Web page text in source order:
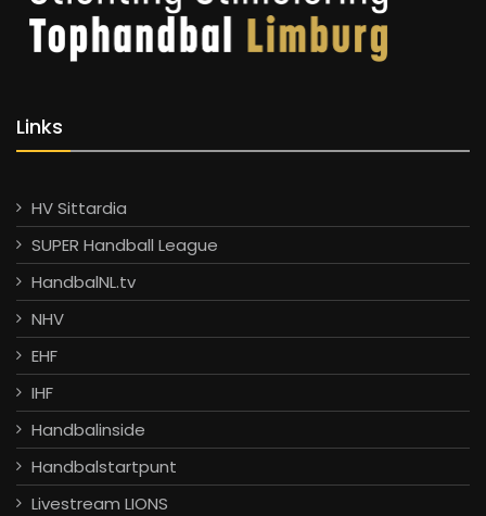
Links
HV Sittardia
SUPER Handball League
HandbalNL.tv
NHV
EHF
IHF
Handbalinside
Handbalstartpunt
Livestream LIONS